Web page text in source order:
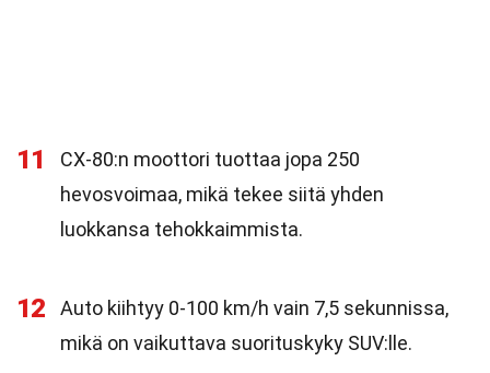
11
CX-80:n moottori tuottaa jopa 250
hevosvoimaa, mikä tekee siitä yhden
luokkansa tehokkaimmista.
12
Auto kiihtyy 0-100 km/h vain 7,5 sekunnissa,
mikä on vaikuttava suorituskyky SUV:lle.